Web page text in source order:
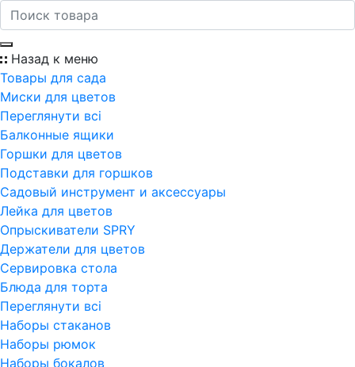
Назад к меню
Товары для сада
Миски для цветов
Переглянути всi
Балконные ящики
Горшки для цветов
Подставки для горшков
Садовый инструмент и аксессуары
Лейка для цветов
Опрыскиватели SPRY
Держатели для цветов
Сервировка стола
Блюда для торта
Переглянути всi
Наборы стаканов
Наборы рюмок
Наборы бокалов